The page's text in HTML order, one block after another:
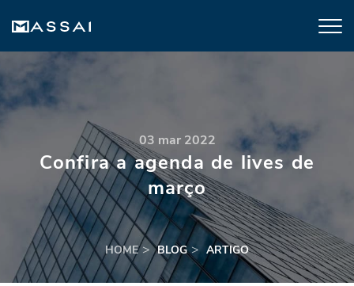
03 mar 2022
Confira a agenda de lives de
março
HOME BLOG ARTIGO